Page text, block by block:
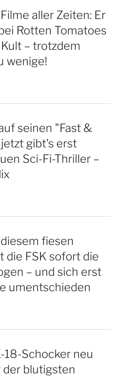
aller Zeiten: Er
Rotten Tomatoes
– trotzdem
wenige!
seinen "Fast &
jetzt gibt's erst
Sci-Fi-Thriller –
fiesen
die FSK sofort die
– und sich erst
umentschieden
18-Schocker neu
blutigsten